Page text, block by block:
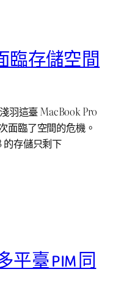
臨存儲空間
羽這臺 MacBook Pro
面臨了空間的危機。
的存儲只剩下
平臺 PIM 同